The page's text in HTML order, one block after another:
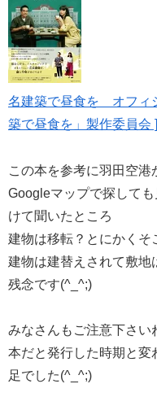
名建築で昼食を オフィ
築で昼食を」製作委員会 ]
この本を参考に羽田空
Googleマップで探して
けて聞いたところ
建物は移転？とにかくそ
建物は建替えされて敷地
残念です(^_^;)
みなさんもご注意下さい
本だと発行した時期と変
足でした(^_^;)